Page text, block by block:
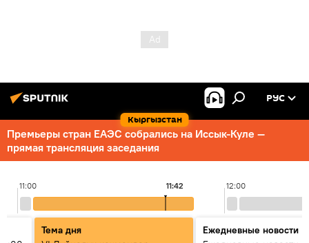
Кыргызстан
РУС
Премьеры стран ЕАЭС собрались на Иссык-Куле —
прямая трансляция заседания
11:00 12:00
11:42
Тема дня
Ежедневные новости